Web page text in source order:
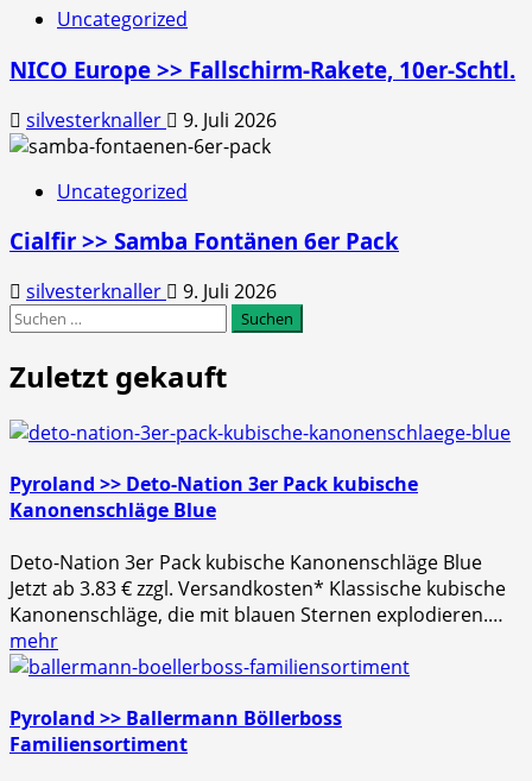
Uncategorized
NICO Europe >> Fallschirm-Rakete, 10er-Schtl.
silvesterknaller 9. Juli 2026
Uncategorized
Cialfir >> Samba Fontänen 6er Pack
silvesterknaller
9. Juli 2026
Suchen
Zuletzt gekauft
Pyroland >> Deto-Nation 3er Pack kubische
Kanonenschläge Blue
Deto-Nation 3er Pack kubische Kanonenschläge Blue
Jetzt ab 3.83 € zzgl. Versandkosten* Klassische kubische
Kanonenschläge, die mit blauen Sternen explodieren.…
mehr
Pyroland >> Ballermann Böllerboss
Familiensortiment